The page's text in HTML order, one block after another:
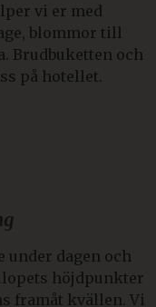
vi er med
blommor till
Brudbuketten och
på hotellet.
under dagen och
höjdpunkter
framåt kvällen. Vi